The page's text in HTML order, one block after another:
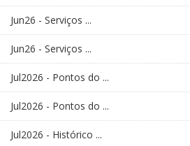
Jun26 - Serviços ...
Jun26 - Serviços ...
Jul2026 - Pontos do ...
Jul2026 - Pontos do ...
Jul2026 - Histórico ...